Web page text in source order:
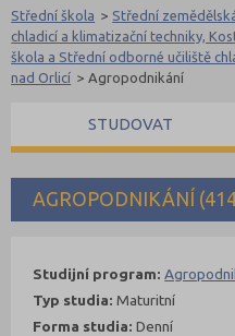
AGROPODNIKÁNÍ
Střední škola > Střední
chladicí a klimatizační techniky,
škola a Střední odborné učiliště
nad Orlicí > Agropodnikání
Studijní program:
Typ studia:Maturitní
Forma studia:Denní
STUDOVAT